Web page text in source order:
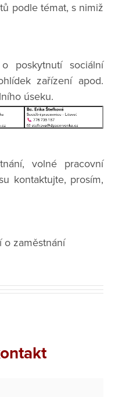
podle témat, s nimiž
poskytnutí sociální
zařízení apod.
úseku.
volné pracovní
kontaktujte, prosím,
o zaměstnání